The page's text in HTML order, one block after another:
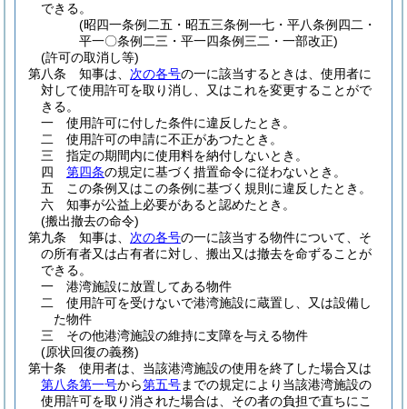
できる。
(昭四一条例二五・昭五三条例一七・平八条例四二・
平一〇条例二三・平一四条例三二・一部改正)
(許可の取消し等)
第八条
知事は、 次の各号の一に該当するときは、使用者に
対して使用許可を取り消し、又はこれを変更することがで
きる。
一
使用許可に付した条件に違反したとき。
二
使用許可の申請に不正があつたとき。
三
指定の期間内に使用料を納付しないとき。
四
第四条の規定に基づく措置命令に従わないとき。
五
この条例又はこの条例に基づく規則に違反したとき。
六
知事が公益上必要があると認めたとき。
(搬出撤去の命令)
第九条
知事は、 次の各号の一に該当する物件について、そ
の所有者又は占有者に対し、搬出又は撤去を命ずることが
できる。
一
港湾施設に放置してある物件
二
使用許可を受けないで港湾施設に蔵置し、又は設備し
た物件
三
その他港湾施設の維持に支障を与える物件
(原状回復の義務)
第十条
使用者は、当該港湾施設の使用を終了した場合又は
第八条第一号から第五号までの規定により当該港湾施設の
使用許可を取り消された場合は、その者の負担で直ちにこ